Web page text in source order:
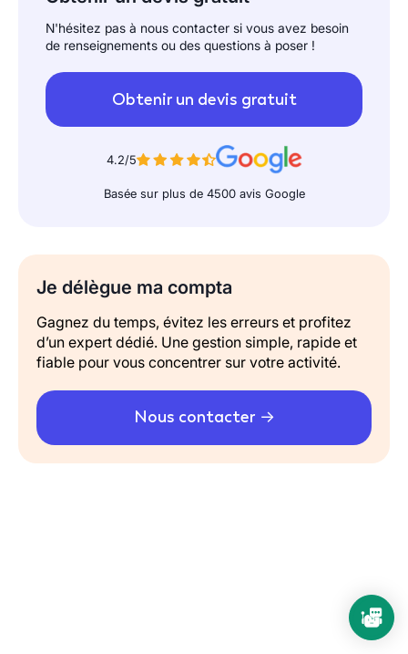
N'hésitez pas à nous contacter si vous avez besoin
de renseignements ou des questions à poser !
Obtenir un devis gratuit
4.2/5
Basée sur plus de 4500 avis Google
Je délègue ma compta
Gagnez du temps, évitez les erreurs et profitez
d’un expert dédié. Une gestion simple, rapide et
fiable pour vous concentrer sur votre activité.
Nous contacter